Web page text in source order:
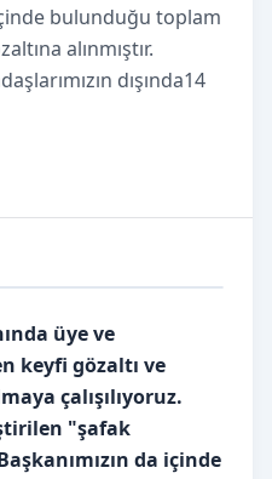
bulunduğu toplam
alınmıştır.
dışında14
üye ve
keyfi gözaltı ve
çalışılıyoruz.
"şafak
da içinde